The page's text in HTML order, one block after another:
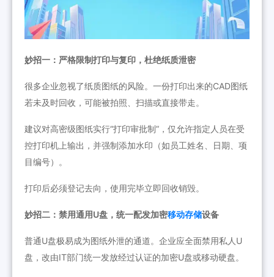
妙招一：严格限制打印与复印，杜绝纸质泄密
很多企业忽视了纸质图纸的风险。一份打印出来的CAD图纸
若未及时回收，可能被拍照、扫描或直接带走。
建议对高密级图纸实行“打印审批制”，仅允许指定人员在受
控打印机上输出，并强制添加水印（如员工姓名、日期、项
目编号）。
打印后必须登记去向，使用完毕立即回收销毁。
妙招二：禁用通用U盘，统一配发加密移动存储设备
普通U盘极易成为图纸外泄的通道。企业应全面禁用私人U
盘，改由IT部门统一发放经过认证的加密U盘或移动硬盘。